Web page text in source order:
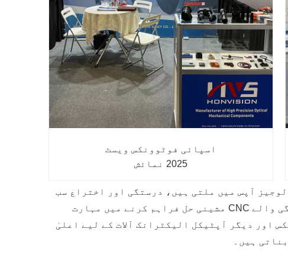
اسپائی فوٹوونکس ویسٹ
2025 نمائش
آپس میں ملتی ہیں، درستگی اور اختراع سب
سے اہم ہے۔ Honvision میں، ہم آپٹو الیکٹرانکس انڈسٹری کی منفرد ضروریات کے مطابق اعلیٰ درستگی والے CNC مشینی حل فراہم کرنے میں مہارت
اور دیگر آپٹیکل الیکٹرانک آلات کے لیے اعلیٰ
ہیں۔